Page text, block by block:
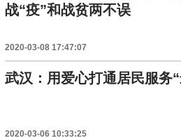
战“疫”和战贫两不误
2020-03-08 17:47:07
武汉：用爱心打通居民服务
2020-03-06 10:33:25